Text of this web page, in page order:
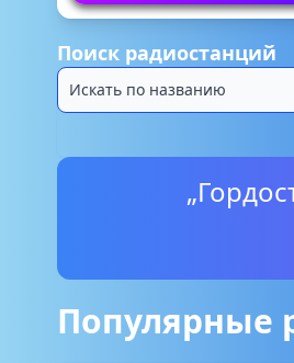
Поиск радиостанций
Популярные